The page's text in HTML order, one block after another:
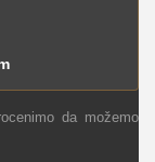
da možemo